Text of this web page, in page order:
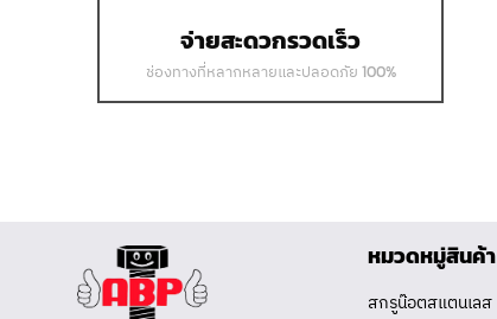
จ่ายสะดวกรวดเร็ว
ช่องทางที่หลากหลายและปลอดภัย 100%
หมวดหมู่สินค้า
สกรูน๊อตสแตนเลส